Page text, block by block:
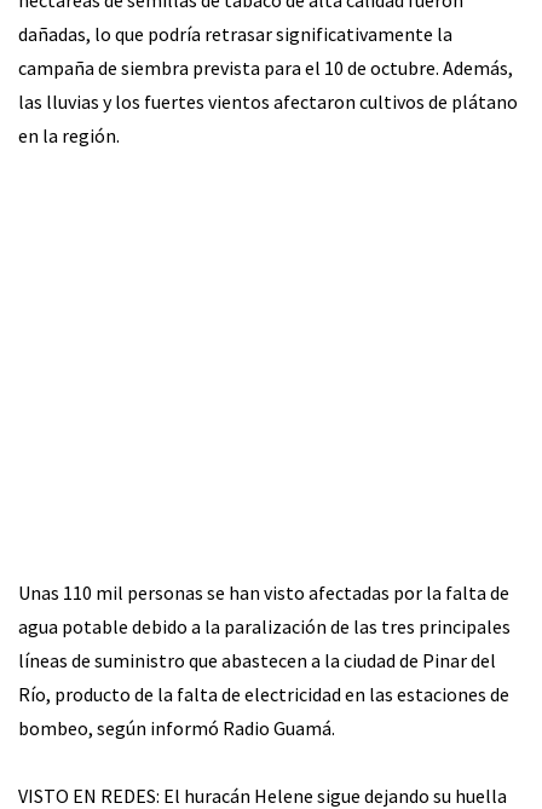
dañadas, lo que podría retrasar significativamente la
campaña de siembra prevista para el 10 de octubre. Además,
las lluvias y los fuertes vientos afectaron cultivos de plátano
en la región.
Unas 110 mil personas se han visto afectadas por la falta de
agua potable debido a la paralización de las tres principales
líneas de suministro que abastecen a la ciudad de Pinar del
Río, producto de la falta de electricidad en las estaciones de
bombeo, según informó Radio Guamá.
VISTO EN REDES: El huracán Helene sigue dejando su huella